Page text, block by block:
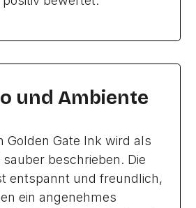
und Ambiente
Golden Gate Ink wird als
beschrieben. Die
entspannt und freundlich,
ein angenehmes